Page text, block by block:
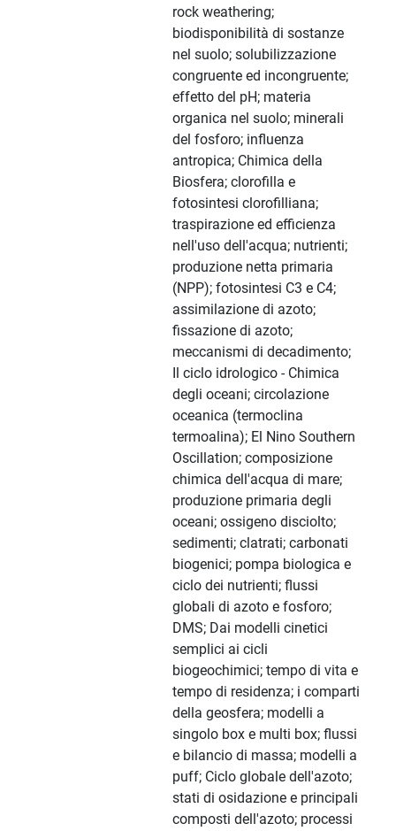
rock weathering;
biodisponibilità di sostanze
nel suolo; solubilizzazione
congruente ed incongruente;
effetto del pH; materia
organica nel suolo; minerali
del fosforo; influenza
antropica; Chimica della
Biosfera; clorofilla e
fotosintesi clorofilliana;
traspirazione ed efficienza
nell'uso dell'acqua; nutrienti;
produzione netta primaria
(NPP); fotosintesi C3 e C4;
assimilazione di azoto;
fissazione di azoto;
meccanismi di decadimento;
Il ciclo idrologico - Chimica
degli oceani; circolazione
oceanica (termoclina
termoalina); El Nino Southern
Oscillation; composizione
chimica dell'acqua di mare;
produzione primaria degli
oceani; ossigeno disciolto;
sedimenti; clatrati; carbonati
biogenici; pompa biologica e
ciclo dei nutrienti; flussi
globali di azoto e fosforo;
DMS; Dai modelli cinetici
semplici ai cicli
biogeochimici; tempo di vita e
tempo di residenza; i comparti
della geosfera; modelli a
singolo box e multi box; flussi
e bilancio di massa; modelli a
puff; Ciclo globale dell'azoto;
stati di osidazione e principali
composti dell'azoto; processi